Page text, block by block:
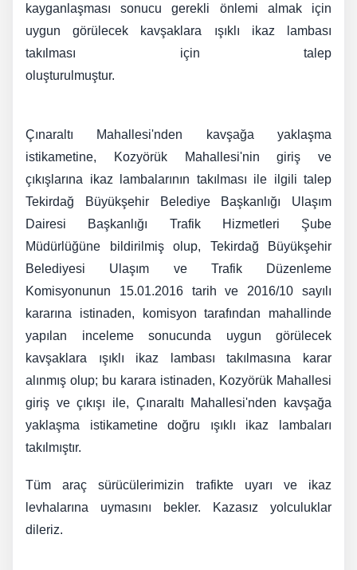
kayganlaşması sonucu gerekli önlemi almak için
uygun görülecek kavşaklara ışıklı ikaz lambası
takılması için talep
oluşturulmuştur.
Çınaraltı Mahallesi'nden kavşağa yaklaşma
istikametine, Kozyörük Mahallesi'nin giriş ve
çıkışlarına ikaz lambalarının takılması ile ilgili talep
Tekirdağ Büyükşehir Belediye Başkanlığı Ulaşım
Dairesi Başkanlığı Trafik Hizmetleri Şube
Müdürlüğüne bildirilmiş olup, Tekirdağ Büyükşehir
Belediyesi Ulaşım ve Trafik Düzenleme
Komisyonunun 15.01.2016 tarih ve 2016/10 sayılı
kararına istinaden, komisyon tarafından mahallinde
yapılan inceleme sonucunda uygun görülecek
kavşaklara ışıklı ikaz lambası takılmasına karar
alınmış olup; bu karara istinaden, Kozyörük Mahallesi
giriş ve çıkışı ile, Çınaraltı Mahallesi'nden kavşağa
yaklaşma istikametine doğru ışıklı ikaz lambaları
takılmıştır.
Tüm araç sürücülerimizin trafikte uyarı ve ikaz
levhalarına uymasını bekler. Kazasız yolculuklar
dileriz.